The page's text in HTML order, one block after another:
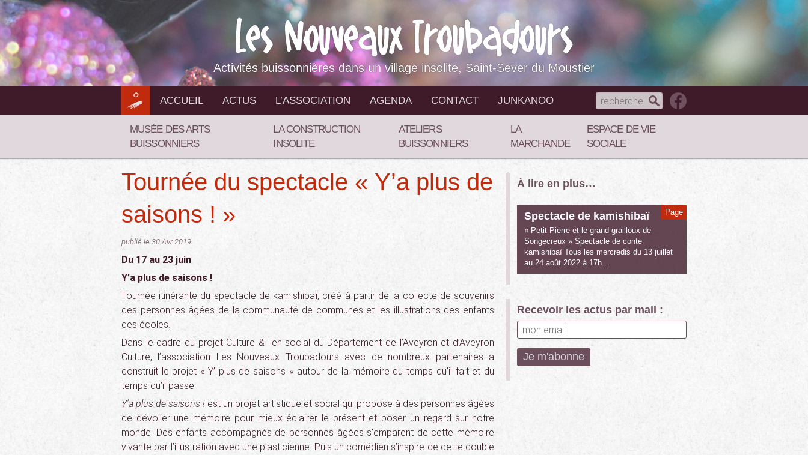
Aller
au
contenu
Activités buissonnières dans un village insolite, Saint-Sever du Moustier
ACCUEIL ACTUS L’ASSOCIATION AGENDA CONTACT JUNKANOO
MUSÉE DES ARTS
BUISSONNIERS
LA CONSTRUCTION
INSOLITE
ATELIERS
BUISSONNIERS
LA
MARCHANDE
ESPACE DE VIE
SOCIALE
Tournée du spectacle « Y’a plus de
saisons ! »
publié le 30 Avr 2019
Du 17 au 23 juin
Y’a plus de saisons !
Tournée itinérante du spectacle de kamishibaï, créé à partir de la collecte de souvenirs
des personnes âgées de la communauté de communes et les illustrations des enfants
des écoles.
Dans le cadre du projet Culture & lien social du Département de l’Aveyron et d’Aveyron
Culture, l’association Les Nouveaux Troubadours avec de nombreux partenaires a
construit le projet « Y’ plus de saisons » autour de la mémoire du temps qu’il fait et du
temps qu’il passe.
Y’a plus de saisons ! est un projet artistique et social qui propose à des personnes âgées
de dévoiler une mémoire pour mieux éclairer le présent et poser un regard sur notre
monde. Des enfants accompagnés de personnes âgées s’emparent de cette mémoire
vivante par l’illustration avec une plasticienne. Puis un comédien s’inspire de cette double
À lire en plus…
Page
Spectacle de kamishibaï
« Petit Pierre et le grand grailloux de
Songecreux » Spectacle de conte
kamishibaï Tous les mercredis du 13 juillet
au 24 août 2022 à 17h…
Recevoir les actus par mail :